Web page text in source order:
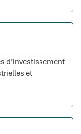
d’investissement
et